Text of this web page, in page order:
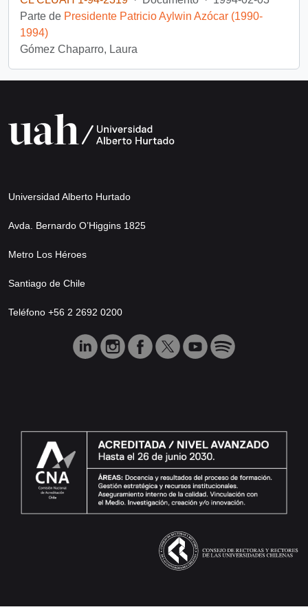
Parte de Presidente Patricio Aylwin Azócar (1990-
1994)
Gómez Chaparro, Laura
Universidad Alberto Hurtado
Avda. Bernardo O’Higgins 1825
Metro Los Héroes
Santiago de Chile
Teléfono +56 2 2692 0200